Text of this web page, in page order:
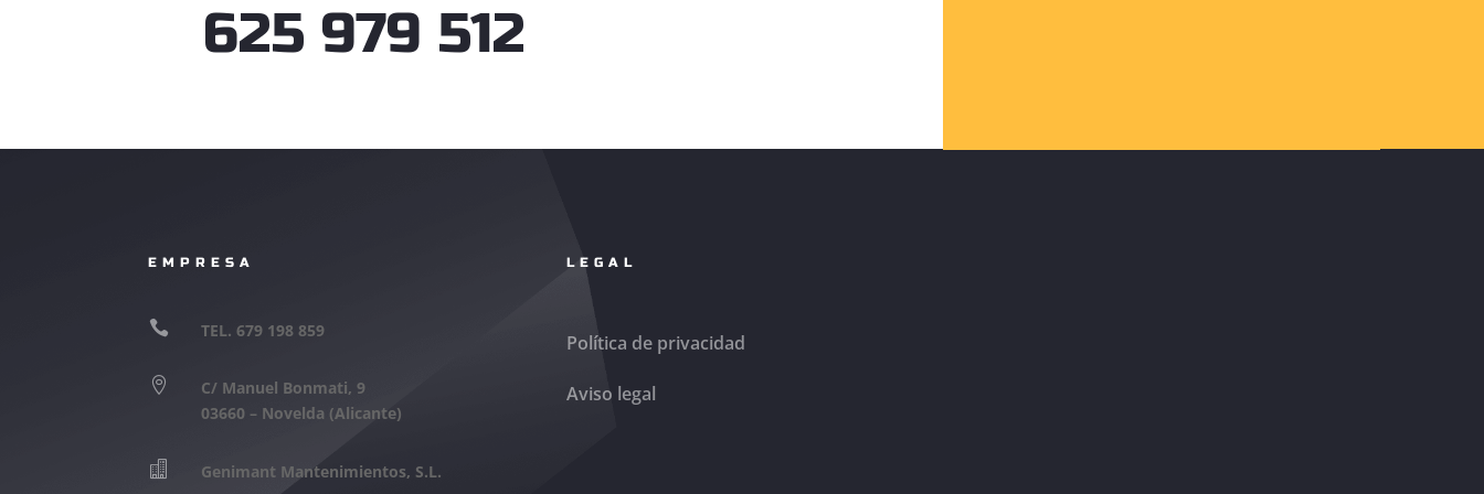
625 979 512
EMPRESA
 TEL. 679 198 859

C/ Manuel Bonmati, 9
03660 – Novelda (Alicante)
 Genimant Mantenimientos, S.L.
LEGAL
Política de privacidad
Aviso legal